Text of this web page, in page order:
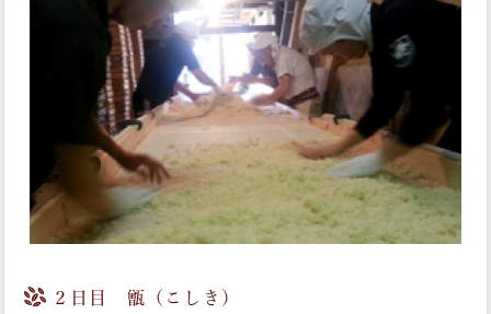
２日目 甑（こしき）